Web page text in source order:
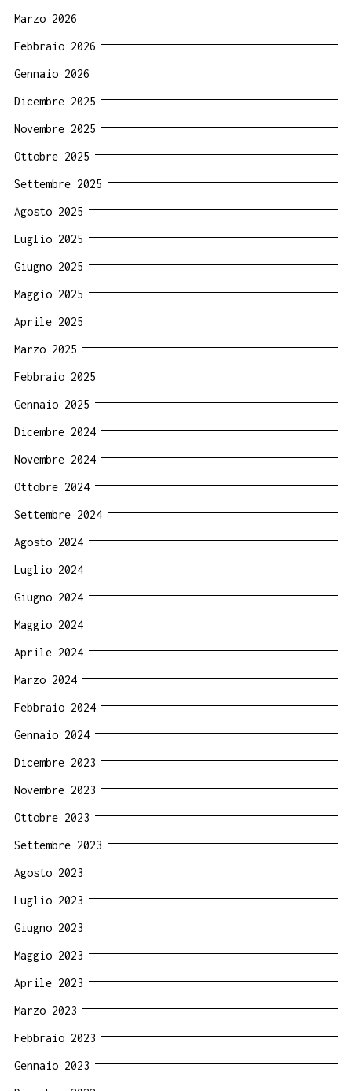
Marzo 2026
Febbraio 2026
Gennaio 2026
Dicembre 2025
Novembre 2025
Ottobre 2025
Settembre 2025
Agosto 2025
Luglio 2025
Giugno 2025
Maggio 2025
Aprile 2025
Marzo 2025
Febbraio 2025
Gennaio 2025
Dicembre 2024
Novembre 2024
Ottobre 2024
Settembre 2024
Agosto 2024
Luglio 2024
Giugno 2024
Maggio 2024
Aprile 2024
Marzo 2024
Febbraio 2024
Gennaio 2024
Dicembre 2023
Novembre 2023
Ottobre 2023
Settembre 2023
Agosto 2023
Luglio 2023
Giugno 2023
Maggio 2023
Aprile 2023
Marzo 2023
Febbraio 2023
Gennaio 2023